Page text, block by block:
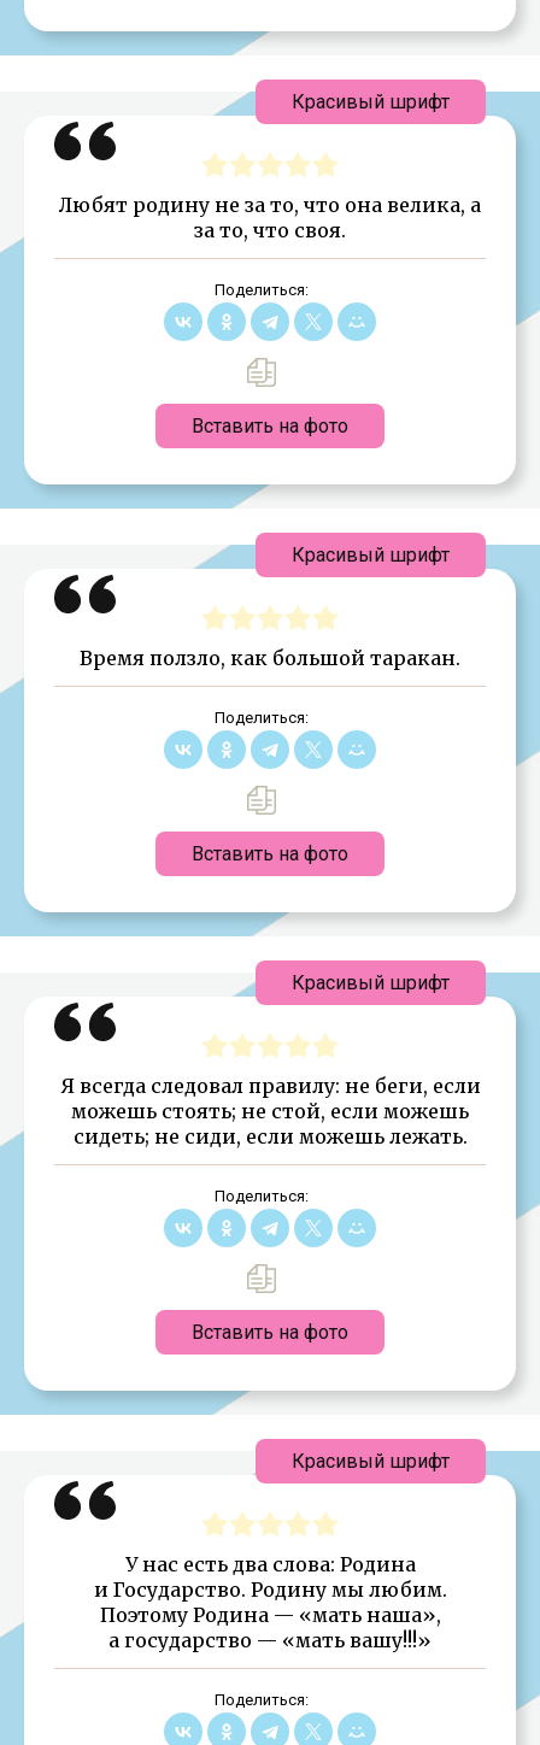
Любят родину не за то, что она велика, а
за то, что своя.
Поделиться:
Вставить на фото
Красивый шрифт
Время ползло, как большой таракан.
Поделиться:
Вставить на фото
Красивый шрифт
Я всегда следовал правилу: не беги, если
можешь стоять; не стой, если можешь
сидеть; не сиди, если можешь лежать.
Поделиться:
Вставить на фото
Красивый шрифт
У нас есть два слова: Родина
и Государство. Родину мы любим.
Поэтому Родина — «мать наша»,
а государство — «мать вашу!!!»
Поделиться:
Красивый шрифт